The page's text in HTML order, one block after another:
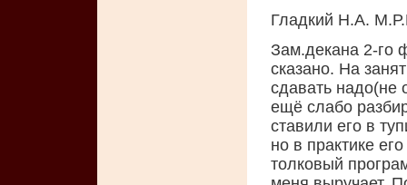
Гладкий Н.А.
Зам.декана 2-го
сказано. На
сдавать надо(не
ещё слабо
ставили его в
но в практике
толковый